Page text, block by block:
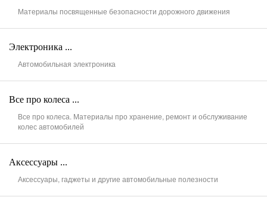
Материалы посвященные безопасности дорожного движения
Электроника ...
Автомобильная электроника
Все про колеса ...
Все про колеса. Материалы про хранение, ремонт и обслуживание
колес автомобилей
Аксессуары ...
Аксессуары, гаджеты и другие автомобильные полезности